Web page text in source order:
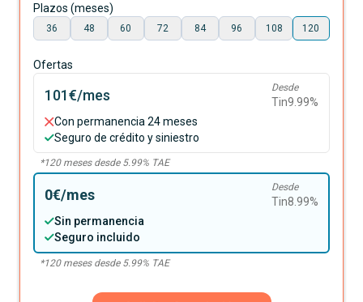
Plazos (meses)
36 48 60 72 84 96 108 120
Ofertas
101€/mes Desde
Tin9.99%
Con permanencia 24 meses
Seguro de crédito y siniestro
*120meses desde 5.99% TAE
0€/mes Desde
Tin8.99%
Sin permanencia
Seguro incluido
*120meses desde 5.99% TAE